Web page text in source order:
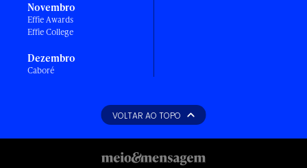
Novembro
Effie Awards
Effie College
Dezembro
Caboré
VOLTAR AO TOPO